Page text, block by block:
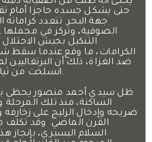
حتى يشكل جسده حاجزا أمام
جهة البحر. تتعدد
الصوفية، وتركز في
التنكيل بجيش
الكرامات، ما وقع عندما سقط
ضد الغزاة، ذلك أن البرتغاليين
انسلخت من ثيابها و"اختفت" في الظلام.
الساكنة، منذ تلك المرحلة
ضريحه وإدخال الزليج على زخارفه
القرن الماضي. وقد تكلف
السلام البسيري،